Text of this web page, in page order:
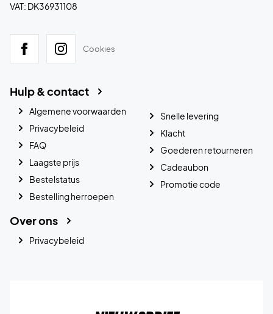
VAT: DK36931108
Cookies
Hulp & contact
Algemene voorwaarden
Privacybeleid
FAQ
Laagste prijs
Bestelstatus
Bestelling herroepen
Snelle levering
Klacht
Goederen retourneren
Cadeaubon
Promotie code
Over ons
Privacybeleid